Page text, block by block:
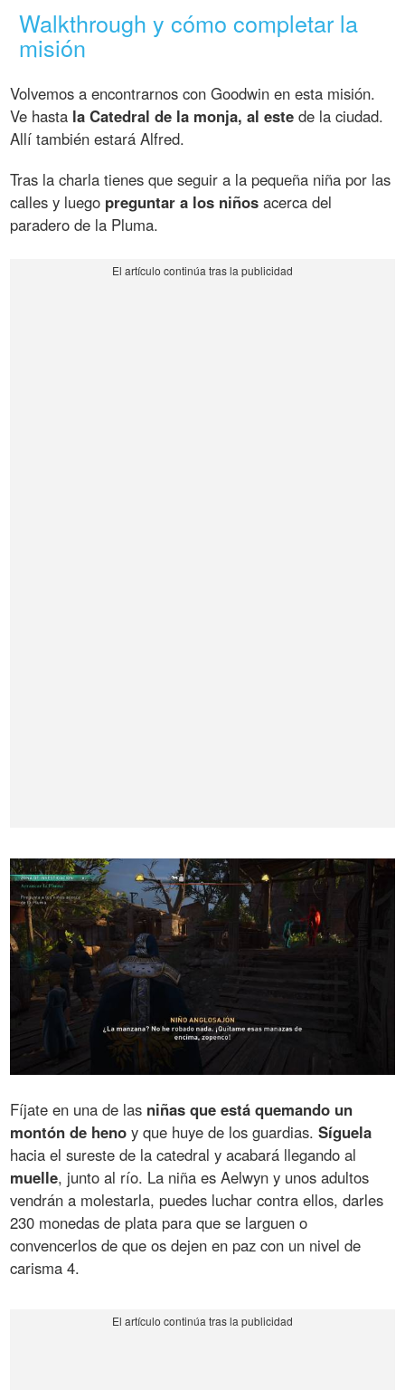
Walkthrough y cómo completar la
misión
Volvemos a encontrarnos con Goodwin en esta misión.
Ve hasta la Catedral de la monja, al este de la ciudad.
Allí también estará Alfred.
Tras la charla tienes que seguir a la pequeña niña por las
calles y luego preguntar a los niños acerca del
paradero de la Pluma.
Fíjate en una de las niñas que está quemando un
montón de heno y que huye de los guardias.Síguela
hacia el sureste de la catedral y acabará llegando al
muelle, junto al río. La niña es Aelwyn y unos adultos
vendrán a molestarla, puedes luchar contra ellos, darles
230 monedas de plata para que se larguen o
convencerlos de que os dejen en paz con un nivel de
carisma 4.